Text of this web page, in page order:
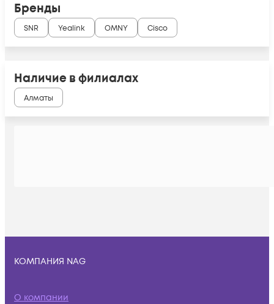
Бренды
SNR Yealink OMNY Cisco
Наличие в филиалах
Алматы
КОМПАНИЯ NAG
О компании